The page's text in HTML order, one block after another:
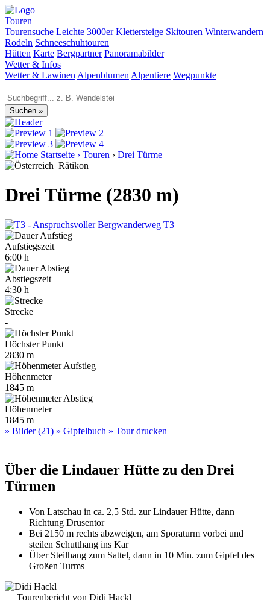
Touren
Tourensuche Leichte 3000er Klettersteige Skitouren Winterwandern
Rodeln Schneeschuhtouren
Hütten Karte Bergpartner Panoramabilder
Wetter & Infos
Wetter & Lawinen Alpenblumen Alpentiere Wegpunkte
Startseite › Touren › Drei Türme
Rätikon
Drei Türme (2830 m)
T3
Aufstiegszeit
6:00 h
Abstiegszeit
4:30 h
Strecke
-
Höchster Punkt
2830 m
Höhenmeter
1845 m
Höhenmeter
1845 m
» Bilder (21) » Gipfelbuch » Tour drucken
Über die Lindauer Hütte zu den Drei
Türmen
Von Latschau in ca. 2,5 Std. zur Lindauer Hütte, dann
Richtung Drusentor
Bei 2150 m rechts abzweigen, am Sporaturm vorbei und
steilen Schutthang ins Kar
Über Steilhang zum Sattel, dann in 10 Min. zum Gipfel des
Großen Turms
Tourenbericht von Didi Hackl